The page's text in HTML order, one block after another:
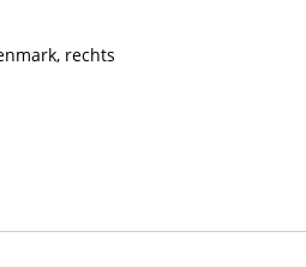
rechts